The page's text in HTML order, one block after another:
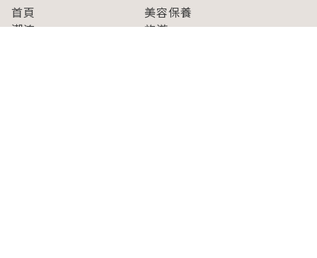
首頁
美容保養
潮流
旅遊